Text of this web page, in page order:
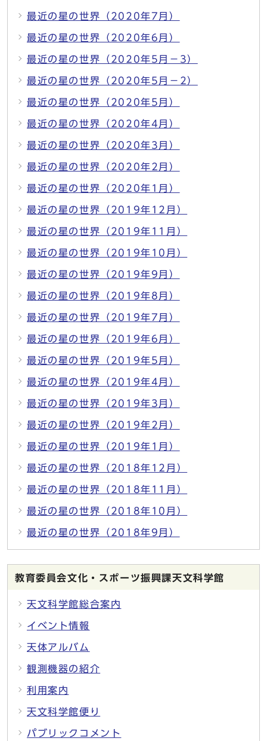
最近の星の世界（2020年7月）
最近の星の世界（2020年6月）
最近の星の世界（2020年5月－3）
最近の星の世界（2020年5月－2）
最近の星の世界（2020年5月）
最近の星の世界（2020年4月）
最近の星の世界（2020年3月）
最近の星の世界（2020年2月）
最近の星の世界（2020年1月）
最近の星の世界（2019年12月）
最近の星の世界（2019年11月）
最近の星の世界（2019年10月）
最近の星の世界（2019年9月）
最近の星の世界（2019年8月）
最近の星の世界（2019年7月）
最近の星の世界（2019年6月）
最近の星の世界（2019年5月）
最近の星の世界（2019年4月）
最近の星の世界（2019年3月）
最近の星の世界（2019年2月）
最近の星の世界（2019年1月）
最近の星の世界（2018年12月）
最近の星の世界（2018年11月）
最近の星の世界（2018年10月）
最近の星の世界（2018年9月）
教育委員会文化・スポーツ振興課天文科学館
天文科学館総合案内
イベント情報
天体アルバム
観測機器の紹介
利用案内
天文科学館便り
パブリックコメント